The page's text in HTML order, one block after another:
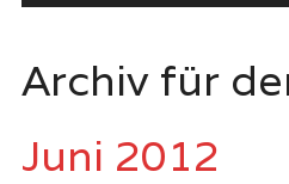
Archiv für
Juni 2012